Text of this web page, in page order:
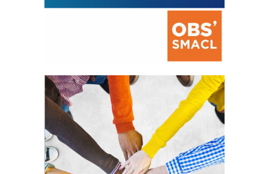
La prévention des conflits
d’intérêts
18 septembre 2023
FEUILLETER